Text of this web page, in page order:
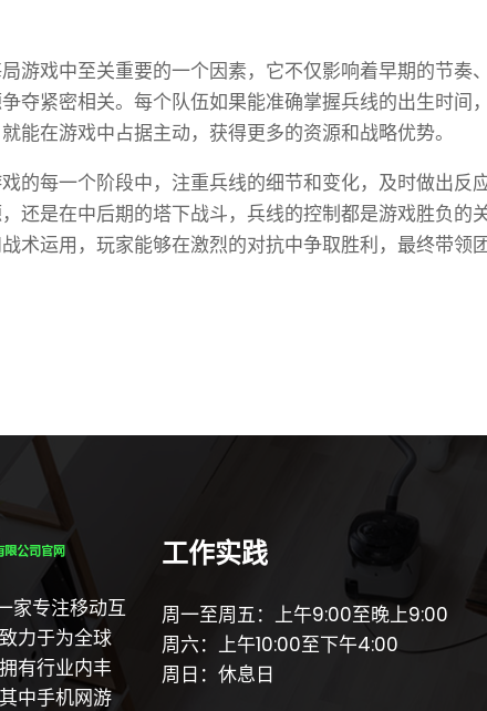
游戏中至关重要的一个因素，它不仅影响着早期的节奏
夺紧密相关。每个队伍如果能准确掌握兵线的出生时间
能在游戏中占据主动，获得更多的资源和战略优势。
的每一个阶段中，注重兵线的细节和变化，及时做出反
还是在中后期的塔下战斗，兵线的控制都是游戏胜负的
术运用，玩家能够在激烈的对抗中争取胜利，最终带领
家专注移动互
力于为全球
有行业内丰
中手机网游
工作实践
周一至周五：上午9:00至晚上9:00
周六：上午10:00至下午4:00
周日：休息日